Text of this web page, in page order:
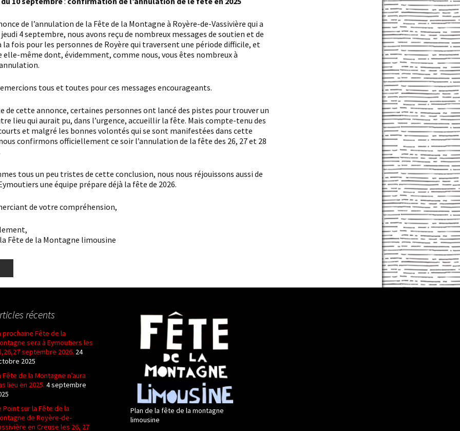
4 septembre, nous avons reçu de nombreux messages de soutien et de
fois pour les personnes de Royère qui traversent une période difficile, et
elle-même dont, évidemment, comme nous, vous êtes nombreux à
remercions tous et toutes pour ces messages encourageants.
lieu qui aurait pu, dans l’urgence, accueillir la fête. Mais compte-tenu des
et malgré les bonnes volontés qui se sont manifestées dans cette
confirmons officiellement ce soir l’annulation de la fête des 26, 27 et 28
une équipe prépare déjà la fête de 2026.
de votre compréhension,
la Fête de la Montagne limousine
récents
prochaine Fête de la
sera à Eymoutiers les
septembre 2026. 24
2025
Fête de la Montagne n’aura
lieu en 2025. 4 septembre
Point sur la Fête de la
de Royère-de-
en Creuse les 26, 27
Plan de la fête de la montagne
limousine